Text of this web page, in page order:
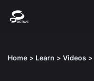
Home > Learn > Videos >